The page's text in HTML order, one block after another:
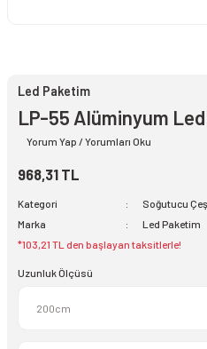
Led Paketim
LP-55 Alüminyum
Yorum Yap / Yorumları Oku
968,31 TL
Kategori
Soğutucu
Marka
Led Paketim
*103,21 TL den başlayan taksitlerle!
Uzunluk Ölçüsü